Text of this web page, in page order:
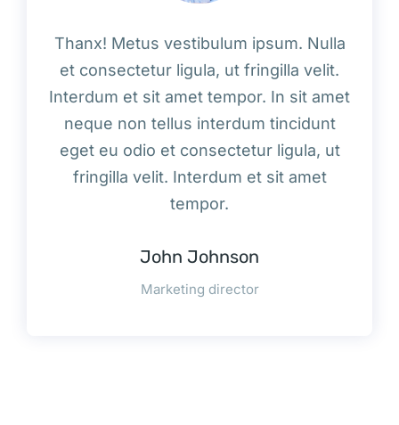
Thanx! Metus vestibulum ipsum. Nulla
et consectetur ligula, ut fringilla velit.
Interdum et sit amet tempor. In sit amet
neque non tellus interdum tincidunt
eget eu odio et consectetur ligula, ut
fringilla velit. Interdum et sit amet
tempor.
John Johnson
Marketing director